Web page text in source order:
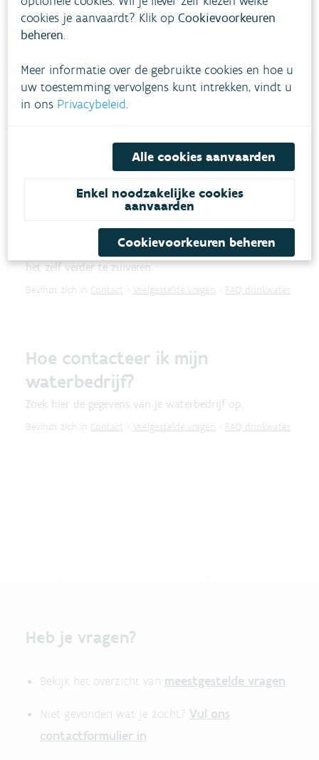
waar gebruik je het voor?
Ook water dat je gebruikt om te koken, je handen te
wassen, te douchen of af te wassen is drinkwater en
moet zuiver zijn.
Bevindt zich in Contact
Volgens de elektrolyzer-test is
mijn kraanwater erg vies. Moet ik
het nog zelf zuiveren?
Nee, kraanwater is gezond om van te drinken zonder
het zelf verder te zuiveren.
Bevindt zich in Contact Veelgestelde vragen FAQ drinkwater
Hoe contacteer ik mijn
waterbedrijf?
Zoek hier de gegevens van je waterbedrijf op.
Bevindt zich in Contact Veelgestelde vragen FAQ drinkwater
Heb je vragen?
Bekijk het overzicht van meestgestelde vragen.
Niet gevonden wat je zocht? Vul ons
contactformulier in.
cookies je aanvaardt? Klik opCookievoorkeuren
beheren.
Meer informatie over de gebruikte cookies en hoe u
uw toestemming vervolgens kunt intrekken, vindt u
in ons Privacybeleid.
Alle cookies aanvaarden
Enkel noodzakelijke cookies
aanvaarden
Cookievoorkeuren beheren